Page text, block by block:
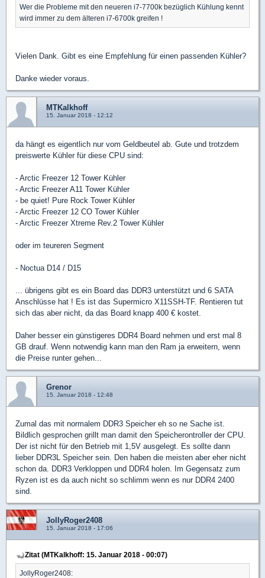
Wer die Probleme mit den neueren i7-7700k bezüglich Kühlung kennt
wird immer zu dem älteren i7-6700k greifen !
Vielen Dank. Gibt es eine Empfehlung für einen passenden Kühler?
Danke wieder voraus.
MTKalkhoff
15. Januar 2018 - 12:12
da hängt es eigentlich nur vom Geldbeutel ab. Gute und trotzdem
preiswerte Kühler für diese CPU sind:
- Arctic Freezer 12 Tower Kühler
- Arctic Freezer A11 Tower Kühler
- be quiet! Pure Rock Tower Kühler
- Arctic Freezer 12 CO Tower Kühler
- Arctic Freezer Xtreme Rev.2 Tower Kühler
oder im teureren Segment
- Noctua D14 / D15
... übrigens gibt es ein Board das DDR3 unterstützt und 6 SATA
Anschlüsse hat ! Es ist das Supermicro X11SSH-TF. Rentieren tut
sich das aber nicht, da das Board knapp 400 € kostet.
Daher besser ein günstigeres DDR4 Board nehmen und erst mal 8
GB drauf. Wenn notwendig kann man den Ram ja erweitern, wenn
die Preise runter gehen...
Grenor
15. Januar 2018 - 12:48
Zumal das mit normalem DDR3 Speicher eh so ne Sache ist.
Bildlich gesprochen grillt man damit den Speicherontroller der CPU.
Der ist nicht für den Betrieb mit 1,5V ausgelegt. Es sollte dann
lieber DDR3L Speicher sein. Den haben die meisten aber eher nicht
schon da. DDR3 Verkloppen und DDR4 holen. Im Gegensatz zum
Ryzen ist es da auch nicht so schlimm wenn es nur DDR4 2400
sind.
JollyRoger2408
15. Januar 2018 - 17:06
Zitat (MTKalkhoff: 15. Januar 2018 - 00:07)
JollyRoger2408: